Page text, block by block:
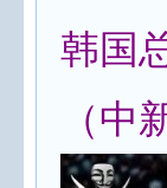
韩国
（中